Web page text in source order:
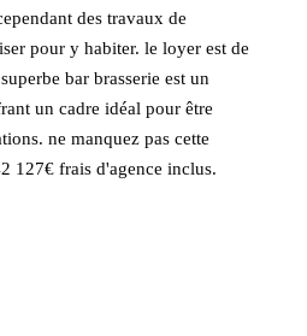
des travaux de
pour y habiter. le loyer est de
bar brasserie est un
un cadre idéal pour être
ne manquez pas cette
127€ frais d'agence inclus.